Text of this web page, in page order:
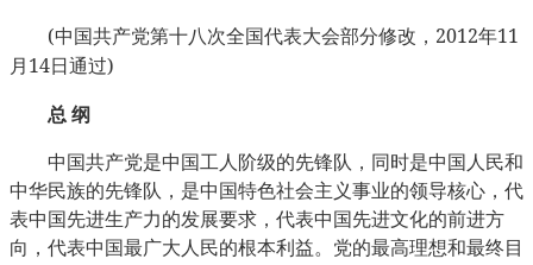
(中国共产党第十八次全国代表大会部分修改， 2012年11
月 14日通过)
总 纲
中国共产党是中国工人阶级的先锋队，同时是中国人民和
中华民族的先锋队，是中国特色社会主义事业的领导核心，代
表中国先进生产力的发展要求，代表中国先进文化的前进方
向，代表中国最广大人民的根本利益。党的最高理想和最终目